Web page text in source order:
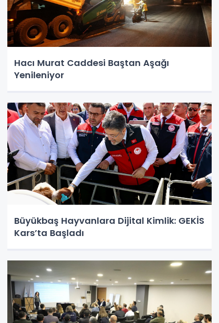
Hacı Murat Caddesi Baştan Aşağı
Yenileniyor
Büyükbaş Hayvanlara Dijital Kimlik: GEKİS
Kars’ta Başladı